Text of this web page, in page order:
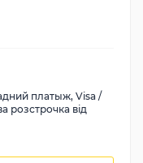
платыж, Visa /
розстрочка від